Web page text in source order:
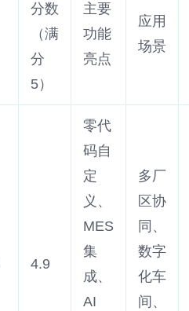
分数
（满
分
5）
主要
功能
亮点
应用
场景
4.9
零代
码自
定
义、
MES
集
成、
AI
多厂
区协
同、
数字
化车
间、